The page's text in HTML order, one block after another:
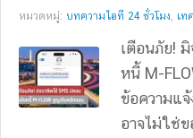
หมวดหมู่: บทความไอที 24 ชั่วโมง, เท
เตือนภัย!
หนี้ M-
ข้อความแ
อาจไม่ใช่ข